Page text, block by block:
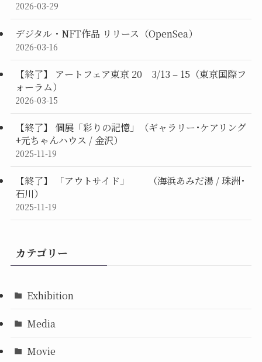
2026-03-29
デジタル・NFT作品 リリース（OpenSea）
2026-03-16
【終了】 アートフェア東京 20 3/13 – 15（東京国際フ
ォーラム）
2026-03-15
【終了】 個展「彩りの記憶」（ギャラリー･ケアリング
+元ちゃんハウス / 金沢）
2025-11-19
【終了】 「アウトサイド」 （海浜あみだ湯 / 珠洲･
石川）
2025-11-19
カテゴリー
Exhibition
Media
Movie